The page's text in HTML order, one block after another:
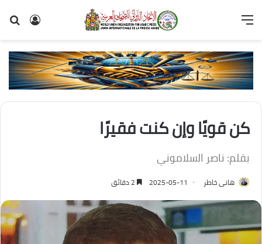
تسجيل
القائمة
كن قويًا وإن كنت فقيرًا
بقلم: ناصر السلاموني
هانى خاطر 2025-05-11